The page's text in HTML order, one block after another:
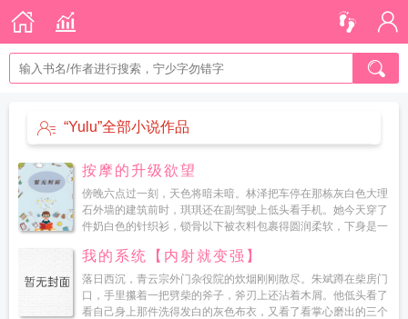
“Yulu”全部小说作品
按摩的升级欲望
傍晚六点过一刻，天色将暗未暗。林泽把车停在那栋灰白色大理
石外墙的建筑前时，琪琪还在副驾驶上低头看手机。她今天穿了
件奶白色的针织衫，锁骨以下被衣料包裹得圆润柔软，下身是一
守的...
我的系统【内射就变强】
落日西沉，青云宗外门杂役院的炊烟刚刚散尽。朱斌蹲在柴房门
口，手里攥着一把劈柴的斧子，斧刃上还沾着木屑。他低头看了
看自己身上那件洗得发白的灰色布衣，又看了看掌心磨出的三个